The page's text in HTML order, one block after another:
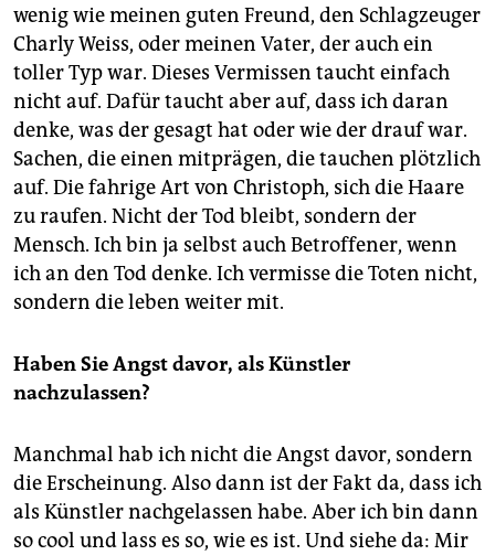
wenig wie meinen guten Freund, den Schlagzeuger
Charly Weiss, oder meinen Vater, der auch ein
toller Typ war. Dieses Vermissen taucht einfach
nicht auf. Dafür taucht aber auf, dass ich daran
denke, was der gesagt hat oder wie der drauf war.
Sachen, die einen mitprägen, die tauchen plötzlich
auf. Die fahrige Art von Christoph, sich die Haare
zu raufen. Nicht der Tod bleibt, sondern der
Mensch. Ich bin ja selbst auch Betroffener, wenn
ich an den Tod denke. Ich vermisse die Toten nicht,
sondern die leben weiter mit.
Haben Sie Angst davor, als Künstler
nachzulassen?
Manchmal hab ich nicht die Angst davor, sondern
die Erscheinung. Also dann ist der Fakt da, dass ich
als Künstler nachgelassen habe. Aber ich bin dann
so cool und lass es so, wie es ist. Und siehe da: Mir